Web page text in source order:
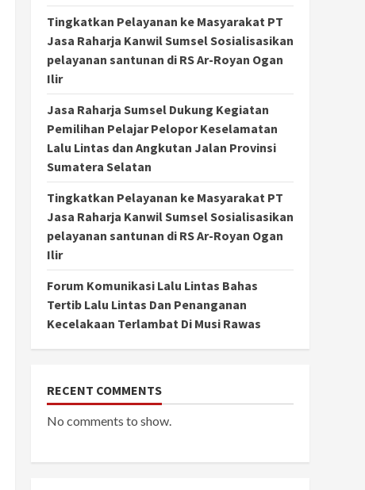
Tingkatkan Pelayanan ke Masyarakat PT
Jasa Raharja Kanwil Sumsel Sosialisasikan
pelayanan santunan di RS Ar-Royan Ogan
Ilir
Jasa Raharja Sumsel Dukung Kegiatan
Pemilihan Pelajar Pelopor Keselamatan
Lalu Lintas dan Angkutan Jalan Provinsi
Sumatera Selatan
Tingkatkan Pelayanan ke Masyarakat PT
Jasa Raharja Kanwil Sumsel Sosialisasikan
pelayanan santunan di RS Ar-Royan Ogan
Ilir
Forum Komunikasi Lalu Lintas Bahas
Tertib Lalu Lintas Dan Penanganan
Kecelakaan Terlambat Di Musi Rawas
RECENT COMMENTS
No comments to show.